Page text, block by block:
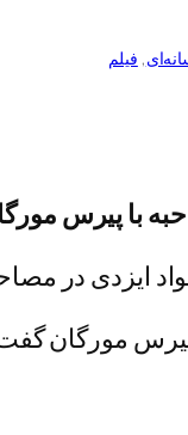
, فیلم
با پیرس
پیرس